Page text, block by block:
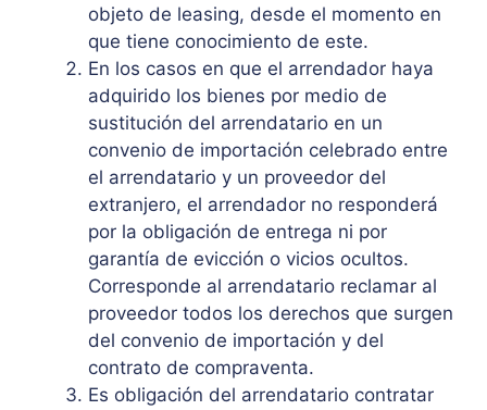
objeto de leasing, desde el momento en
que tiene conocimiento de este.
En los casos en que el arrendador haya
adquirido los bienes por medio de
sustitución del arrendatario en un
convenio de importación celebrado entre
el arrendatario y un proveedor del
extranjero, el arrendador no responderá
por la obligación de entrega ni por
garantía de evicción o vicios ocultos.
Corresponde al arrendatario reclamar al
proveedor todos los derechos que surgen
del convenio de importación y del
contrato de compraventa.
Es obligación del arrendatario contratar